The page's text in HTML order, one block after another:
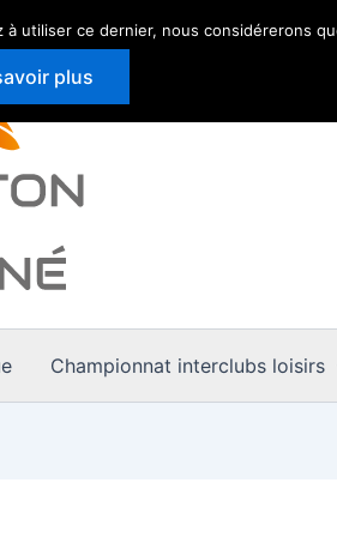
Championnat interclubs loisirs
utiliser ce dernier, nous considérerons
plus